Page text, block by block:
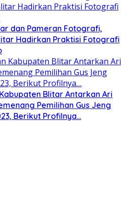
dan Pameran Fotografi,
Hadirkan Praktisi Fotografi
Blitar Antarkan Ari
Pemilihan Gus Jeng
Berikut Profilnya…